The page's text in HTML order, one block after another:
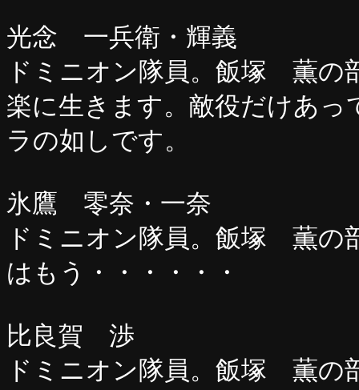
光念 一兵衛・輝義
ドミニオン隊員。飯塚 薫の
楽に生きます。敵役だけあ
ラの如しです。
氷鷹 零奈・一奈
ドミニオン隊員。飯塚 薫の
はもう・・・・・・
比良賀 渉
ドミニオン隊員。飯塚 薫の